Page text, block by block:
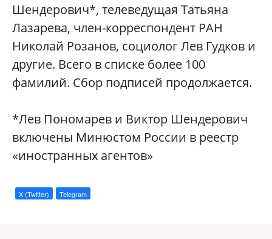
Шендерович*, телеведущая Татьяна
Лазарева, член-корреспондент РАН
Николай Розанов, социолог Лев Гудков и
другие. Всего в списке более 100
фамилий. Сбор подписей продолжается.
*Лев Пономарев и Виктор Шендерович
включены Минюстом России в реестр
«иностранных агентов»
X (Twitter) Telegram